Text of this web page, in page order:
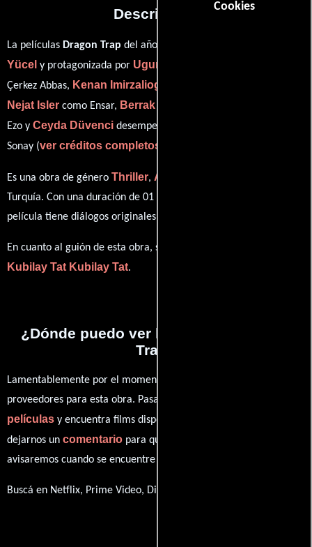
Cookies
Descripción
La películas Dragon Trap del año 2010, está dirigida por
Yücel y protagonizada por Ugur Yücel
Çerkez Abbas, Kenan Imirzalioglu
Nejat Isler como Ensar, Berrak Tüzünataç
Ezo y Ceyda Düvenci desempeñando el papel de Cavidan
Sonay (ver créditos completos
Es una obra de género Thriller, Acción
Turquía. Con una duración de 01 hr 45 min (105 minutos), esta
película tiene diálogos originales en
En cuanto al guión de esta obra, se encuentra a cargo de
Kubilay Tat Kubilay Tat.
¿Dónde puedo ver la películas Dragon
Trap?
Lamentablemente por el momento no contamos con enlaces a
proveedores para esta obra. Pasa por nuestro catálogo de
películas y encuentra films disponibles. También puedes
dejarnos un comentario para que le demos prioridad y te
avisaremos cuando se encuentre disponible
Buscá en Netflix, Prime Video, Disney+